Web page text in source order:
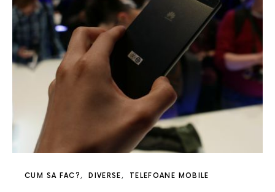
CUM SA FAC? DIVERSE TELEFOANE MOBILE